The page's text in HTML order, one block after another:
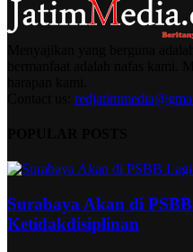
Surabaya Akan di
Ketidakdisiplinan